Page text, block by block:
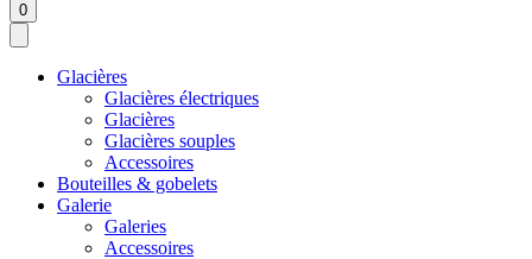
0
Glacières
Glacières électriques
Glacières
Glacières souples
Accessoires
Bouteilles & gobelets
Galerie
Galeries
Accessoires